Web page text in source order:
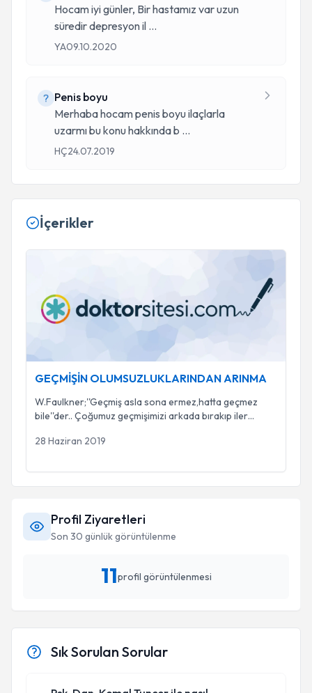
Hocam iyi günler, Bir hastamız var uzun
süredir depresyon il ...
YA09.10.2020
Penis boyu
Merhaba hocam penis boyu ilaçlarla
uzarmı bu konu hakkında b ...
HÇ24.07.2019
İçerikler
GEÇMİŞİN OLUMSUZLUKLARINDAN ARINMA
W.Faulkner;''Geçmiş asla sona ermez,hatta geçmez
bile''der.. Çoğumuz geçmişimizi arkada bırakıp iler...
28 Haziran 2019
Profil Ziyaretleri
Son 30 günlük görüntülenme
11profil görüntülenmesi
Sık Sorulan Sorular